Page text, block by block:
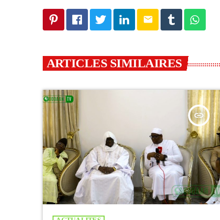
email
ARTICLES SIMILAIRES
insert_link